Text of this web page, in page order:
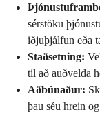
sérstöku
iðjuþjálfun eða
Staðsetning:
til að auðvelda
Aðbúnaður:
þau séu hrein